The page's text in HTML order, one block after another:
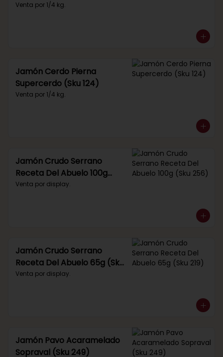
Venta por 1/4 kg.
Jamón Cerdo Pierna
Supercerdo (Sku 124)
Venta por 1/4 kg.
Jamón Crudo Serrano
Receta Del Abuelo 100g
(Sku 256)
Venta por display.
Jamón Crudo Serrano
Receta Del Abuelo 65g (Sku
219)
Venta por display.
Jamón Pavo Acaramelado
Sopraval (Sku 249)